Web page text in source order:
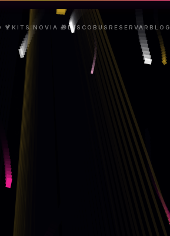
🍹 KITS NOVIA 🎁 DISCOBUS RESERVAR BLOG